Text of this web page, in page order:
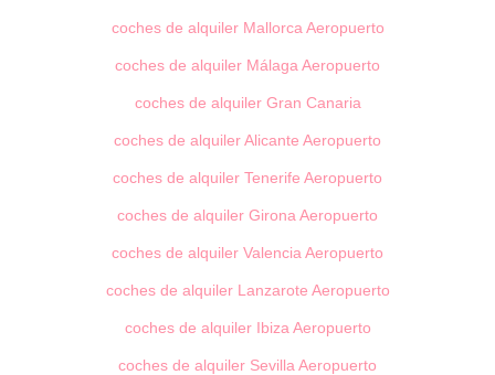
coches de alquiler Mallorca Aeropuerto
coches de alquiler Málaga Aeropuerto
coches de alquiler Gran Canaria
coches de alquiler Alicante Aeropuerto
coches de alquiler Tenerife Aeropuerto
coches de alquiler Girona Aeropuerto
coches de alquiler Valencia Aeropuerto
coches de alquiler Lanzarote Aeropuerto
coches de alquiler Ibiza Aeropuerto
coches de alquiler Sevilla Aeropuerto